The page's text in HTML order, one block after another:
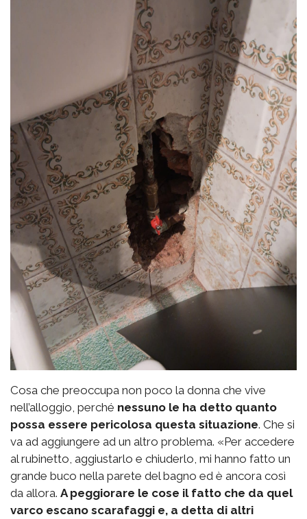
Cosa che preoccupa non poco la donna che vive
nell’alloggio, perché nessuno le ha detto quanto
possa essere pericolosa questa situazione. Che si
va ad aggiungere ad un altro problema. «Per accedere
al rubinetto, aggiustarlo e chiuderlo, mi hanno fatto un
grande buco nella parete del bagno ed è ancora così
da allora. A peggiorare le cose il fatto che da quel
varco escano scarafaggi e, a detta di altri